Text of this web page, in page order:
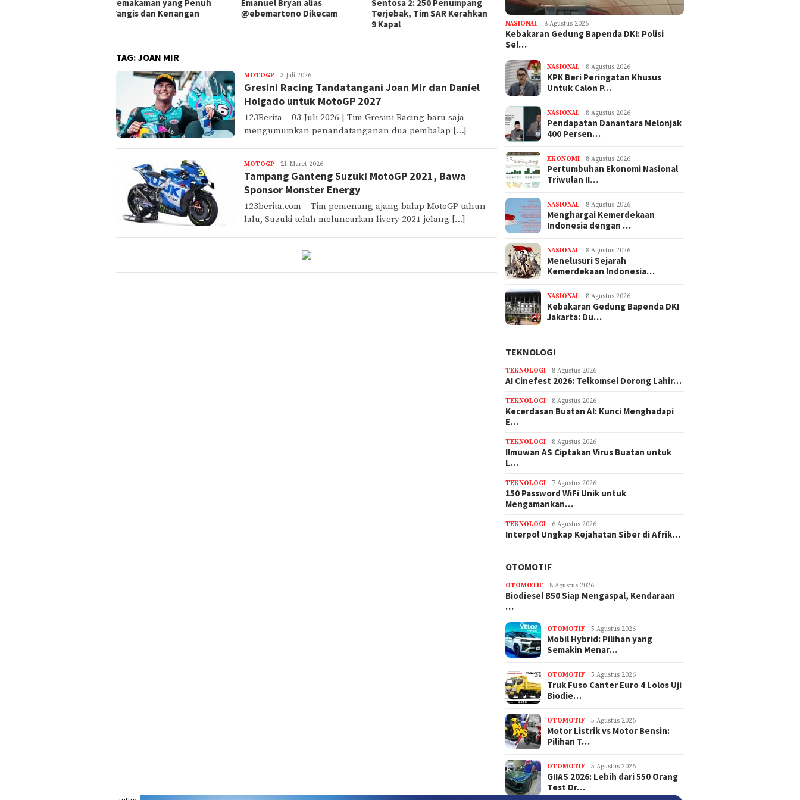
Emanuel Bryan alias
@ebemartono Dikecam
Sentosa 2: 250 Penumpang
Terjebak, Tim SAR Kerahkan
2: 4 Orang Meninggal dalam
Kebakaran Kapal
Meninggal Setelah Keluar
dari Rumah Hantu di
Tulungagung
TV Setelah Viral Tagih Honor
Rp961 Juta
TAG:JOAN MIR
MOTOGP Karimah
Ray
3 Juli 2026
Gresini Racing Tandatangani Joan Mir dan Daniel
Holgado untuk MotoGP 2027
123Berita – 03 Juli 2026 | Tim Gresini Racing baru saja
mengumumkan penandatanganan dua pembalap […]
MOTOGP rizal
21 Maret 2026
Tampang Ganteng Suzuki MotoGP 2021, Bawa
Sponsor Monster Energy
123berita.com – Tim pemenang ajang balap MotoGP tahun
lalu, Suzuki telah meluncurkan livery 2021 jelang […]
NASIONAL 8 Agustus 2026
Kebakaran Gedung Bapenda DKI: Polisi
Sel…
NASIONAL 8 Agustus 2026
KPK Beri Peringatan Khusus
Untuk Calon P…
NASIONAL 8 Agustus 2026
Pendapatan Danantara Melonjak
400 Persen…
EKONOMI 8 Agustus 2026
Pertumbuhan Ekonomi Nasional
Triwulan II…
NASIONAL 8 Agustus 2026
Menghargai Kemerdekaan
Indonesia dengan …
NASIONAL 8 Agustus 2026
Menelusuri Sejarah
Kemerdekaan Indonesia…
NASIONAL 8 Agustus 2026
Kebakaran Gedung Bapenda DKI
Jakarta: Du…
TEKNOLOGI
TEKNOLOGI 8 Agustus 2026
AI Cinefest 2026: Telkomsel Dorong Lahir…
TEKNOLOGI 8 Agustus 2026
Kecerdasan Buatan AI: Kunci Menghadapi
E…
TEKNOLOGI 8 Agustus 2026
Ilmuwan AS Ciptakan Virus Buatan untuk
L…
TEKNOLOGI 7 Agustus 2026
150 Password WiFi Unik untuk
Mengamankan…
TEKNOLOGI 6 Agustus 2026
Interpol Ungkap Kejahatan Siber di Afrik…
OTOMOTIF
OTOMOTIF 8 Agustus 2026
Biodiesel B50 Siap Mengaspal, Kendaraan
…
OTOMOTIF 5 Agustus 2026
Mobil Hybrid: Pilihan yang
Semakin Menar…
OTOMOTIF 5 Agustus 2026
Truk Fuso Canter Euro 4 Lolos Uji
Biodie…
OTOMOTIF 5 Agustus 2026
Motor Listrik vs Motor Bensin:
Pilihan T…
OTOMOTIF 5 Agustus 2026
GIIAS 2026: Lebih dari 550 Orang
Test Dr…